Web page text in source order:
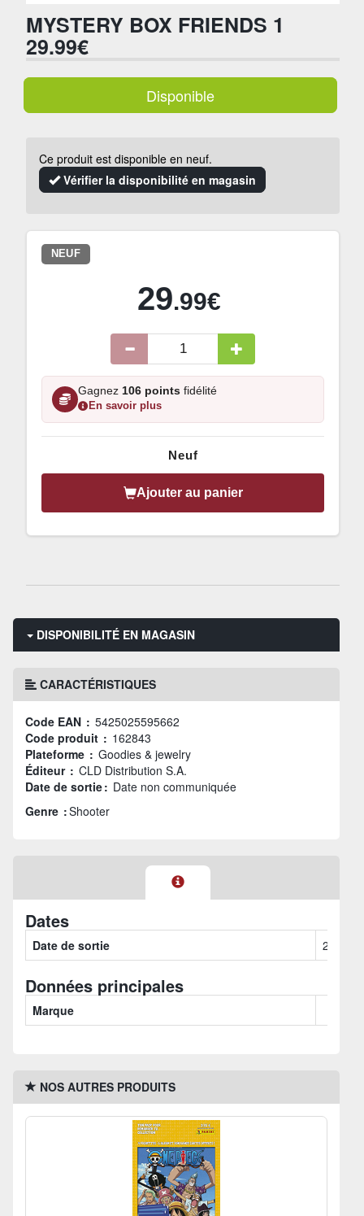
MYSTERY BOX FRIENDS 1
29.99€
Disponible
Ce produit est disponible en neuf.
Vérifier la disponibilité en magasin
NEUF
29.99€
Gagnez 106 points fidélité
En savoir plus
Neuf
Ajouter au panier
DISPONIBILITÉ EN MAGASIN
CARACTÉRISTIQUES
Code EAN : 5425025595662
Code produit : 162843
Plateforme : Goodies & jewelry
Éditeur : CLD Distribution S.A.
Date de sortie : Date non communiquée
Genre :Shooter
Dates
Date de sortie 2025-
Données principales
Marque
NOS AUTRES PRODUITS